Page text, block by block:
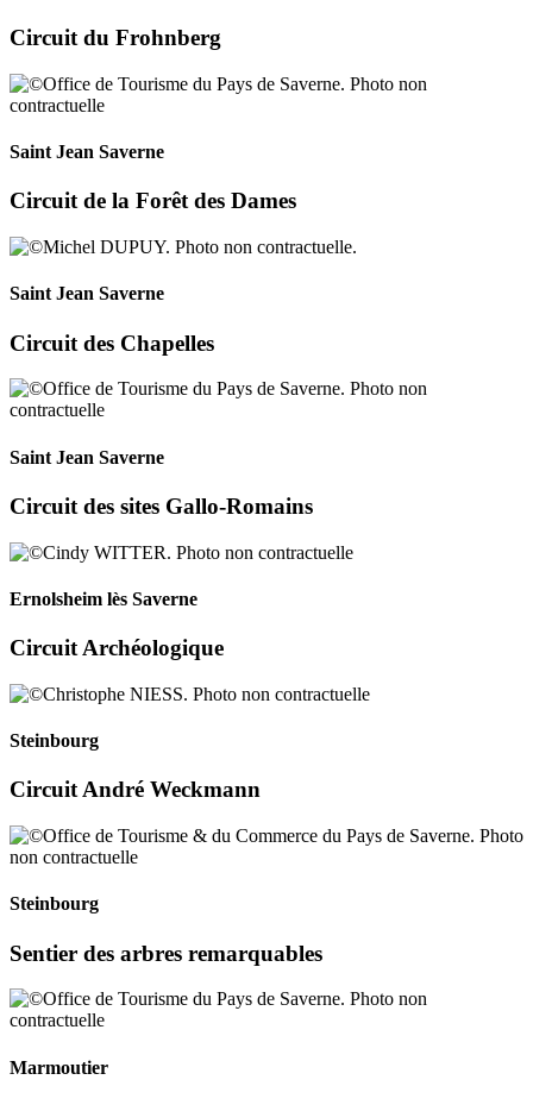
Circuit du Frohnberg
Saint Jean Saverne
Circuit de la Forêt des Dames
Saint Jean Saverne
Circuit des Chapelles
Saint Jean Saverne
Circuit des sites Gallo-Romains
Ernolsheim lès Saverne
Circuit Archéologique
Steinbourg
Circuit André Weckmann
Steinbourg
Sentier des arbres remarquables
Marmoutier